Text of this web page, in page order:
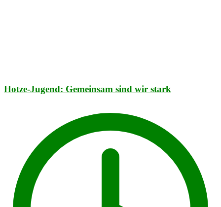
Hotze-Jugend: Gemeinsam sind wir stark